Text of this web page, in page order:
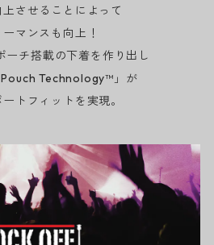
させることによって
マンスも向上！
ーチ搭載の下着を作り出し
Pouch Technology™」が
トフィットを実現。